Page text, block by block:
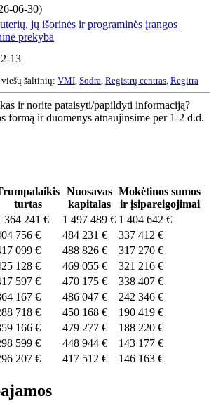
06-30)
jų išorinės ir programinės įrangos
prekyba
13
šaltinių: VMI Sodra Registrų centras Regitra
ir norite pataisyti/papildyti informaciją?
formą ir duomenys atnaujinsime per 1-2 d.d.
turtas
Nuosavas
kapitalas
Mokėtinos sumos
ir įsipareigojimai
364 241 € 1 497 489 € 1 404 642 €
756 € 484 231 €
337 412 €
099 € 488 826 €
317 270 €
128 € 469 055 €
321 216 €
597 € 470 175 €
338 407 €
167 € 486 047 €
242 346 €
718 € 450 168 €
190 419 €
166 € 479 277 €
188 220 €
599 € 448 944 €
143 177 €
207 € 417 512 € 146 163 €